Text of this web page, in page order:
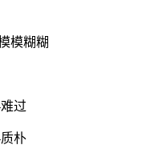
模糊糊
过
朴